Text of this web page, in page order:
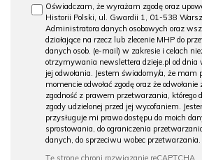
Oświadczam, że wyrażam zgodę oraz
Historii Polski, ul. Gwardii 1, 01-538
Administratora danych osobowych oraz
działające na rzecz lub zlecenie MHP do
danych osob. (e-mail) w zakresie i celach
otrzymywania newslettera dzieje.pl od dnia
jej odwołania. Jestem świadomy/a, że
momencie odwołać zgodę oraz że
zgodność z prawem przetwarzania, którego
zgody udzielonej przed jej wycofaniem.
przysługuje mi prawo dostępu do moich
sprostowania, do ograniczenia
danych, do sprzeciwu wobec przetwarzania.